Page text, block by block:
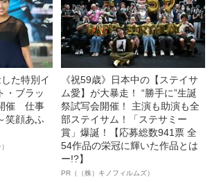
た特別イ
・ブラッ
催 仕事
笑顔あふ
《祝59歳》日本中の【ステイサ
ム愛】が大暴走！ “勝手に”生誕
祭試写会開催！ 主演も助演も全
部ステイサム！「ステサミー
賞」爆誕！【応募総数941票 全
54作品の栄冠に輝いた作品とは
ー!?】
PR（（株）キノフィルムズ）